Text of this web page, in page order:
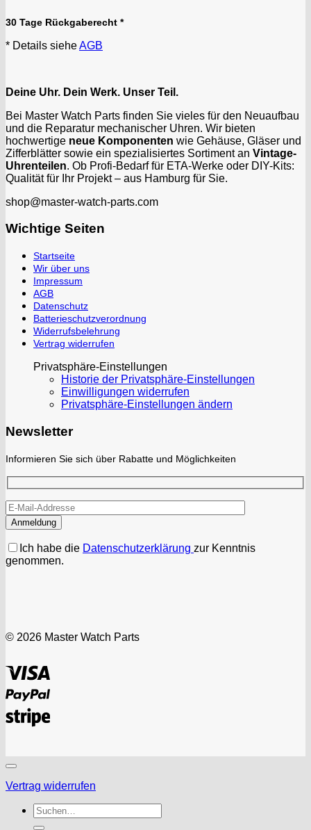
30 Tage Rückgaberecht *
* Details sieheAGB
Deine Uhr. Dein Werk. Unser Teil.
Bei Master Watch Parts finden Sie vieles für den Neuaufbau
und die Reparatur mechanischer Uhren. Wir bieten
hochwertige neue Komponenten wie Gehäuse, Gläser und
Zifferblätter sowie ein spezialisiertes Sortiment an Vintage-
Uhrenteilen. Ob Profi-Bedarf für ETA-Werke oder DIY-Kits:
Qualität für Ihr Projekt – aus Hamburg für Sie.
shop@master-watch-parts.com
Wichtige Seiten
Startseite
Wir über uns
Impressum
AGB
Datenschutz
Batterieschutzverordnung
Widerrufsbelehrung
Vertrag widerrufen
Privatsphäre-Einstellungen
Historie der Privatsphäre-Einstellungen
Einwilligungen widerrufen
Privatsphäre-Einstellungen ändern
Newsletter
Informieren Sie sich über Rabatte und Möglichkeiten
Ich habe die Datenschutzerklärung zur Kenntnis
genommen.
© 2026 Master Watch Parts
PayPal
Stripe
Vertrag widerrufen
Suchen
nach: